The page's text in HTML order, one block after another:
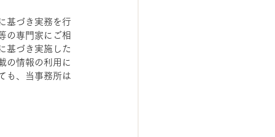
基づき実務を行
の専門家にご相
基づき実施した
の情報の利用に
も、当事務所は